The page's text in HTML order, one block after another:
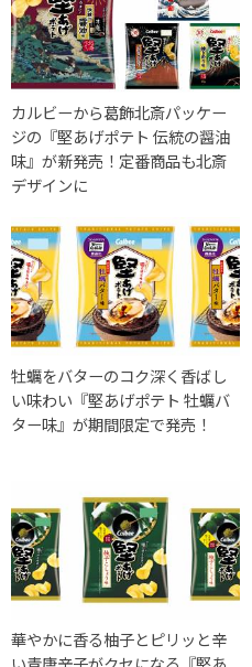
カルビーから葛飾北斎パッケー
ジの『堅あげポテト 伝統の醤油
味』が新発売！定番商品も北斎
デザインに
牡蠣をバターのコク深く香ばし
い味わい『堅あげポテト 牡蠣バ
ター味』が期間限定で発売！
華やかに香る柚子とピリッと辛